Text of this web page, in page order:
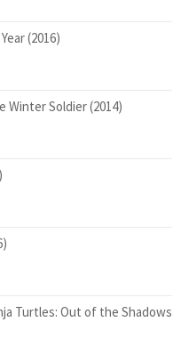
(2016)
Winter Soldier (2014)
Turtles: Out of the Shadows